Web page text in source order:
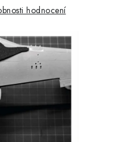
hodnocení